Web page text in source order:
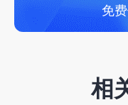
免
相